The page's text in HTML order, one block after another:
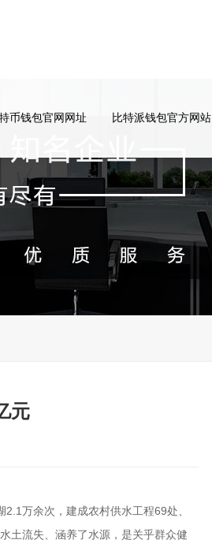
币钱包官网网址 比特派钱包官方网站
元
万余次，建成农村供水工程69处、
土流失、涵养了水源，是关乎群众健